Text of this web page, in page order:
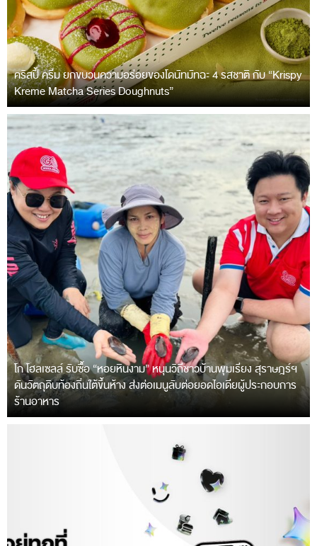
คริสปี้ ครีม ยกขบวนความอร่อยของโดนัทมัทฉะ 4 รสชาติ กับ “Krispy
Kreme Matcha Series Doughnuts”
โก โฮลเซลล์ รับซื้อ “หอยหินงาม” หนุนวิถีชาวบ้านพุมเรียง สุราษฎร์ฯ
ดันวัตถุดิบท้องถิ่นใต้ขึ้นห้าง ส่งต่อเมนูลับต่อยอดไอเดียผู้ประกอบการ
ร้านอาหาร